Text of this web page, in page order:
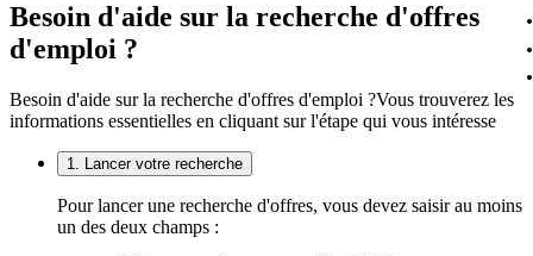
Besoin d'aide sur la recherche d'offres
d'emploi ?
Besoin d'aide sur la recherche d'offres d'emploi ?Vous trouverez les
informations essentielles en cliquant sur l'étape qui vous intéresse
1. Lancer votre recherche
Pour lancer une recherche d'offres, vous devez saisir au moins
un des deux champs :